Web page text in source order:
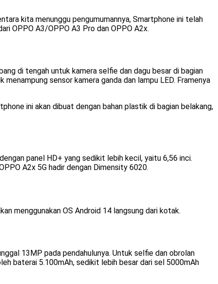
kita menunggu pengumumannya, Smartphone ini telah
OPPO A3/OPPO A3 Pro dan OPPO A2x.
di tengah untuk kamera selfie dan dagu besar di bagian
sensor kamera ganda dan lampu LED. Framenya
ini akan dibuat dengan bahan plastik di bagian belakang,
panel HD+ yang sedikit lebih kecil, yaitu 6,56 inci.
A2x 5G hadir dengan Dimensity 6020.
menggunakan OS Android 14 langsung dari kotak.
13MP pada pendahulunya. Untuk selfie dan obrolan
baterai 5.100mAh, sedikit lebih besar dari sel 5000mAh